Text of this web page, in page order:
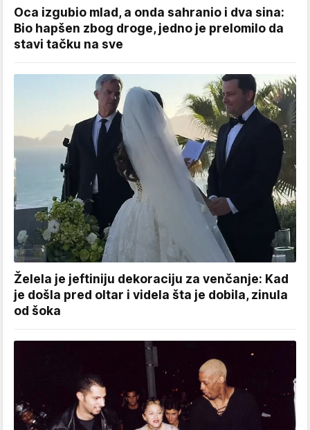
Oca izgubio mlad, a onda sahranio i dva sina:
Bio hapšen zbog droge, jedno je prelomilo da
stavi tačku na sve
Želela je jeftiniju dekoraciju za venčanje: Kad
je došla pred oltar i videla šta je dobila, zinula
od šoka